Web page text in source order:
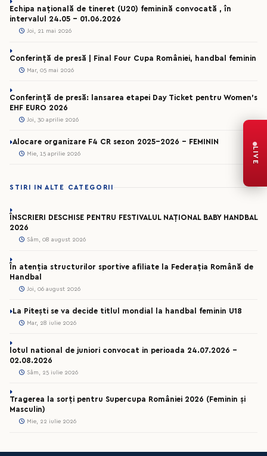
Echipa națională de tineret (U20) feminină convocată , în
intervalul 24.05 – 01.06.2026
Joi, 21 mai 2026
Conferință de presă | Final Four Cupa României, handbal feminin
Mar, 05 mai 2026
Conferință de presă: lansarea etapei Day Ticket pentru Women’s
EHF EURO 2026
Joi, 30 aprilie 2026
Alocare organizare F4 CR sezon 2025-2026 - FEMININ
Mie, 15 aprilie 2026
STIRI IN ALTE CATEGORII
ÎNSCRIERI DESCHISE PENTRU FESTIVALUL NAȚIONAL BABY HANDBAL
2026
Sâm, 08 august 2026
În atenția structurilor sportive afiliate la Federația Română de
Handbal
Joi, 06 august 2026
La Pitești se va decide titlul mondial la handbal feminin U18
Mar, 28 iulie 2026
lotul national de juniori convocat in perioada 24.07.2026 –
02.08.2026
Sâm, 25 iulie 2026
Tragerea la sorți pentru Supercupa României 2026 (Feminin și
Masculin)
Mie, 22 iulie 2026
LIVE